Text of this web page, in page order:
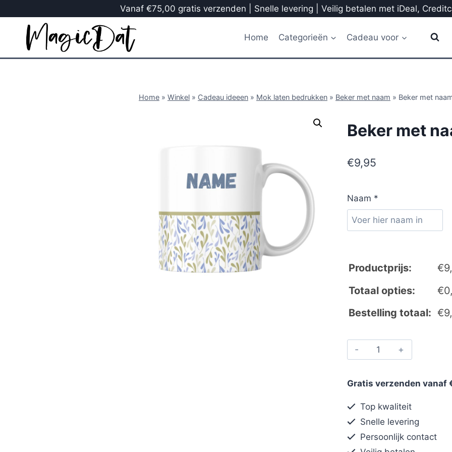
Vanaf €75,00 gratis verzenden | Snelle levering | Veilig betalen met iDeal,
Home Categorieën Cadeau voor
Home » Winkel » Cadeau ideeen » Mok laten bedrukken » Beker met naam » Beker met
Beker met
€9,95
Naam *
Productprijs: €
Totaal opties:
€
Bestelling totaal: €
Gratis verzenden vanaf
Top kwaliteit
Snelle levering
Persoonlijk contact